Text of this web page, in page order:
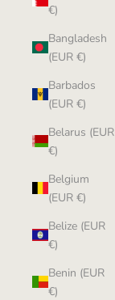
€)
Bangladesh
(EUR €)
Barbados
(EUR €)
Belarus (EUR
€)
Belgium
(EUR €)
Belize (EUR
€)
Benin (EUR
€)